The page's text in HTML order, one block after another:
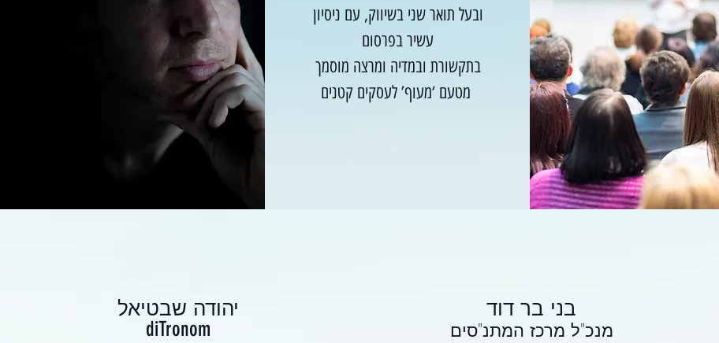
ובעל תואר שני בשיווק, עם ניסיון
עשיר בפרסום
בתקשורת ובמדיה ומרצה מוסמך
יהודה שבטיאל
diTronom
בני בר דוד
מנכ"ל מרכז המתנ"סים